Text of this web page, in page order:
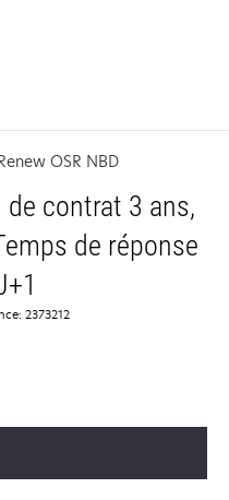
OSR NBD
contrat 3 ans,
de réponse
2373212